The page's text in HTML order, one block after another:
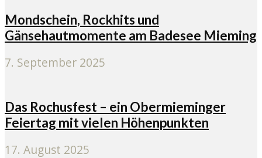
Mondschein, Rockhits und
Gänsehautmomente am Badesee Mieming
7. September 2025
Das Rochusfest – ein Obermieminger
Feiertag mit vielen Höhenpunkten
17. August 2025